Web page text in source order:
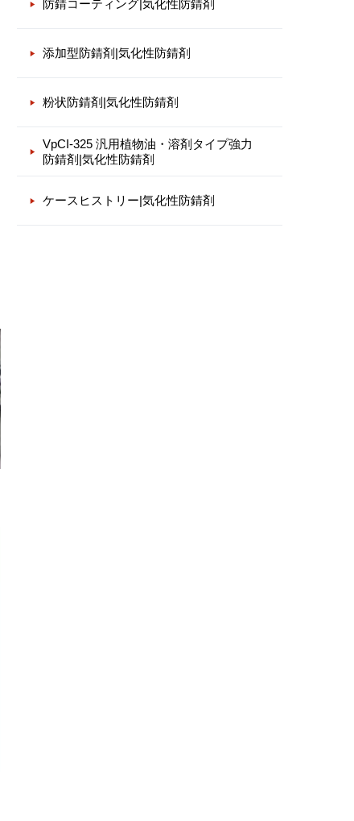
防錆コーティング|気化性防錆剤
添加型防錆剤|気化性防錆剤
粉状防錆剤|気化性防錆剤
VpCI-325 汎用植物油・溶剤タイプ強力
防錆剤|気化性防錆剤
ケースヒストリー|気化性防錆剤